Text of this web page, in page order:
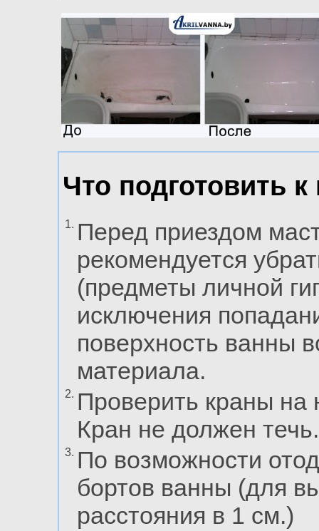
Что подготовить
1. Перед приездом
рекомендуется
(предметы личной
исключения
поверхность ванны
материала.
2. Проверить краны на
Кран не должен течь.
3. По возможности
бортов ванны (для
расстояния в 1 см.)